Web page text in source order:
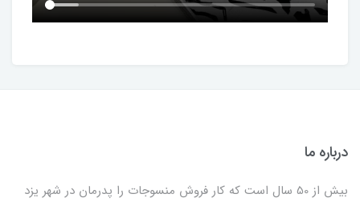
درباره ما
بیش از 50 سال است که کار فروش منسوجات را پدرمان در شهر یزد